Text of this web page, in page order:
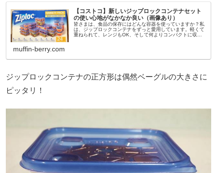
【コストコ】新しいジップロックコンテナセット
の使い心地がなかなか良い（画像あり）
皆さまは、食品の保存にはどんな容器を使っていますか？私
は、ジップロックコンテナをずっと愛用しています。軽くて
重ねられて、レンジもOK、そして何よりコンパクトに収納
muffin-berry.com
ジップロックコンテナの正方形は偶然ベーグルの大きさに
ピッタリ！